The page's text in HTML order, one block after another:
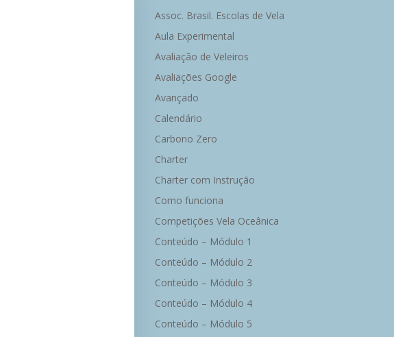
Assoc. Brasil. Escolas de Vela
Aula Experimental
Avaliação de Veleiros
Avaliações Google
Avançado
Calendário
Carbono Zero
Charter
Charter com Instrução
Como funciona
Competições Vela Oceânica
Conteúdo – Módulo 1
Conteúdo – Módulo 2
Conteúdo – Módulo 3
Conteúdo – Módulo 4
Conteúdo – Módulo 5